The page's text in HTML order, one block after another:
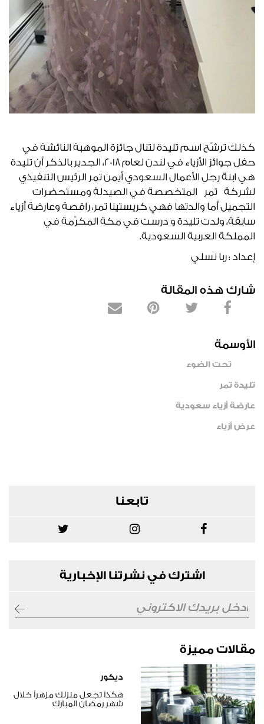
كذلك ترشّح اسم تليدة لتنال جائزة الموهبة النائشة في
حفل جوائز الأزياء في لندن لعام 2018، الجدير بالذكر أن تليدة
هي ابنة رجل الأعمال السعودي أيمن تمر الرئيس التنفيذي
لشركة تمر المتخصصة في الصيدلة ومستحضرات
التجميل أما والدتها فهي كريستينا تمر، راقصة وعارضة أزياء
سابقة، ولدت تليدة و درست في مكة المكرّمة في
المملكة العربية السعودية.
إعداد : ربا نسلي
شارك هذه المقالة
الأوسمة
تحت الضوء
تليدة تمر
عارضة أزياء سعودية
عرض أزياء
تابعنا
اشترك في نشرتنا الإخبارية
مقالات مميزة
ديكور
هكذا تجعل منزلك مزهراً خلال
شهر رمضان المبارك